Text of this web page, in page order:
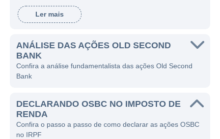
Bank é conhecido por sua abordagem
personalizada, buscando construir
clientes e oferecendo soluções financeiras
adaptadas às suas necessidades.
A profissão principal dessa instituição é ser
oferece incluem contas correntes, contas de
poupança, empréstimos pessoais,
empréstimos para pequenas empresas,
Ler mais
ANÁLISE DAS AÇÕES OLD SECOND
BANK
Confira a análise fundamentalista das ações Old Second
Bank
DECLARANDO OSBC NO IMPOSTO DE
RENDA
Confira o passo a passo de como declarar as ações OSBC
no IRPF